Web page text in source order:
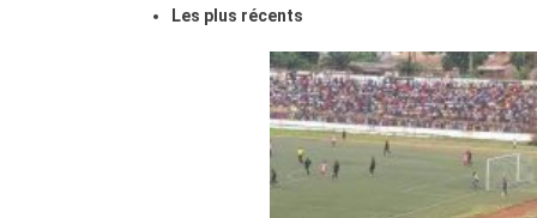
Les plus récents